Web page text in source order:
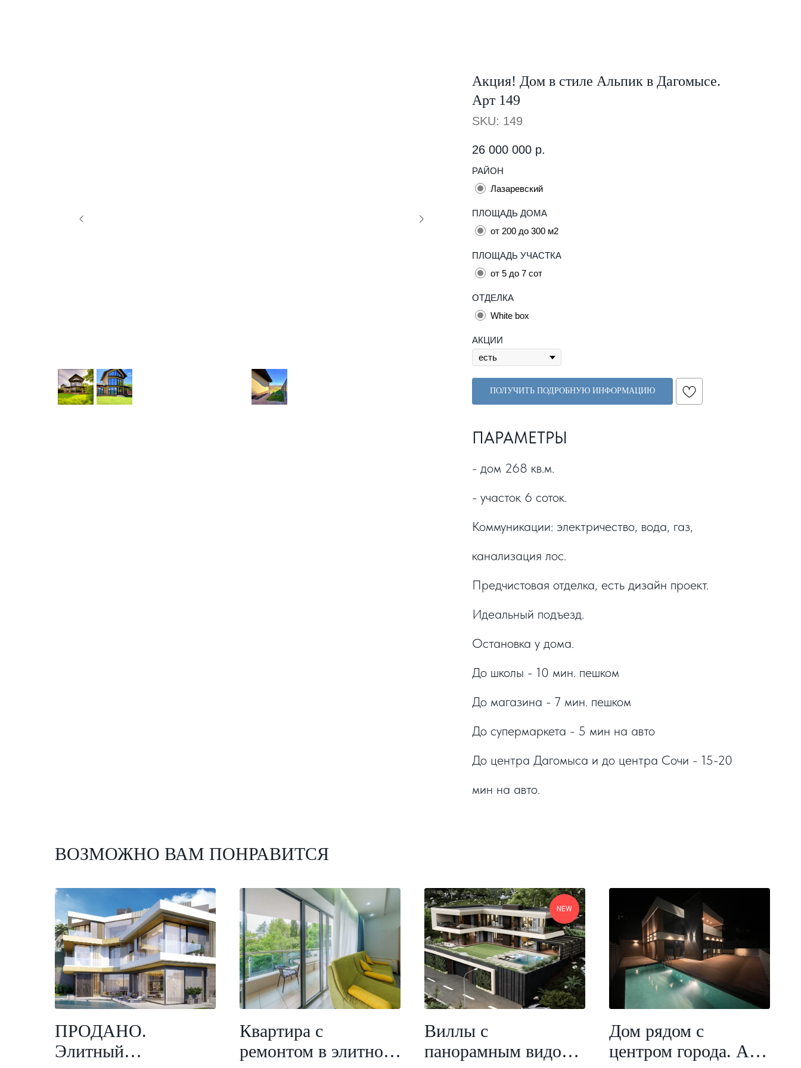
Акция! Дом в стиле Альпик в Дагомысе.
Арт 149
SKU: 149
26 000 000 р.
РАЙОН
Лазаревский
ПЛОЩАДЬ ДОМА
от 200 до 300 м2
ПЛОЩАДЬ УЧАСТКА
от 5 до 7 сот
ОТДЕЛКА
White box
АКЦИИ
ПОЛУЧИТЬ ПОДРОБНУЮ ИНФОРМАЦИЮ
ПАРАМЕТРЫ
- дом 268 кв.м.
- участок 6 соток.
Коммуникации: электричество, вода, газ,
канализация лос.
Предчистовая отделка, есть дизайн проект.
Идеальный подъезд.
Остановка у дома.
До школы - 10 мин. пешком
До магазина - 7 мин. пешком
До супермаркета - 5 мин на авто
До центра Дагомыса и до центра Сочи - 15-20
мин на авто.
ВОЗМОЖНО ВАМ ПОНРАВИТСЯ
ПРОДАНО.
Элитный
Квартира с
ремонтом в элитном
NEW
Виллы с
панорамным видом
Дом рядом с
центром города. Арт